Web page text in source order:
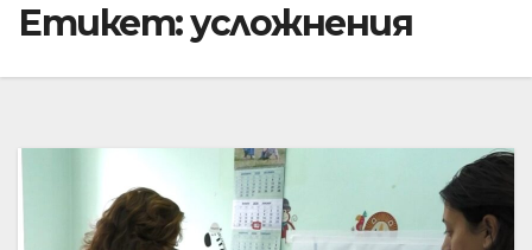
Етикет:усложнения